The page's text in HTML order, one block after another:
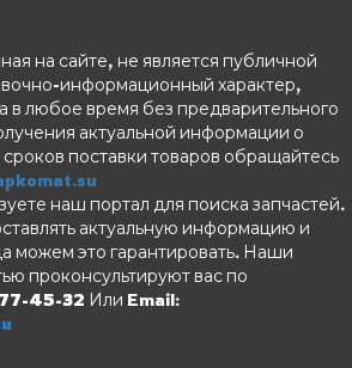
на сайте, не является публичной
информационный характер,
в любое время без предварительного
актуальной информации о
поставки товаров обращайтесь
наш портал для поиска запчастей.
актуальную информацию и
можем это гарантировать. Наши
проконсультируют вас по
45-32 Или Email: